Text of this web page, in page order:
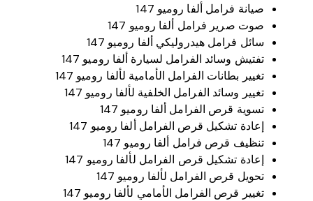
صيانة فرامل ألفا روميو 147
صوت صرير فرامل ألفا روميو 147
سائل فرامل هيدروليكي ألفا روميو 147
تفتيش وسائد الفرامل لسيارة ألفا روميو 147
تغيير بطانات الفرامل الأمامية لألفا روميو 147
تغيير وسائد الفرامل الخلفية لألفا روميو 147
تسوية قرص الفرامل ألفا روميو 147
إعادة تشكيل قرص الفرامل ألفا روميو 147
تنظيف قرص فرامل ألفا روميو 147
إعادة تشكيل قرص الفرامل لألفا روميو 147
تحويل قرص الفرامل لألفا روميو 147
تغيير قرص الفرامل الأمامي لألفا روميو 147